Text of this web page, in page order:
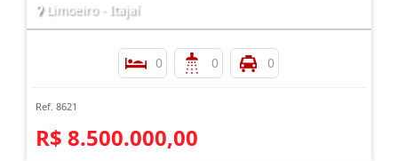
Limoeiro - Itajaí
0 0 0
Ref. 8621
R$ 8.500.000,00